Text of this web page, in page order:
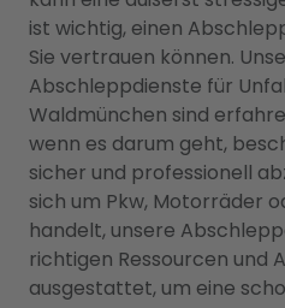
ist wichtig, einen
Sie vertrauen können.
Abschleppdienste für
Waldmünchen sind
wenn es darum geht,
sicher und professionell
sich um Pkw, Motorräder
handelt, unsere
richtigen Ressourcen und
ausgestattet, um eine